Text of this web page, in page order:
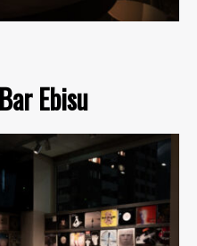
Ebisu